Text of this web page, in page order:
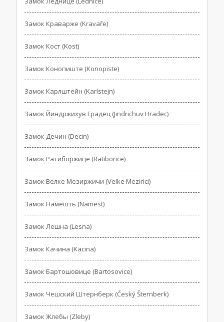
Замок Краварже (Kravaře)
Замок Кост (Kost)
Замок Конопиште (Konopiste)
Замок Карлштейн (Karlstejn)
Замок Йиндржихув Градец (Jindrichuv Hradec)
Замок Дечин (Decin)
Замок Ратиборжице (Ratiborice)
Замок Велке Мезиржичи (Velke Mezirici)
Замок Намешть (Namest)
Замок Лешна (Lesna)
Замок Качина (Kacina)
Замок Бартошовице (Bartosovice)
Замок Чешский Штернберк (Český Šternberk)
Замок Жлебы (Zleby)